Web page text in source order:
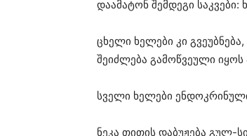
დაამატონ შემდეგი
ცხელი ხელები კი
შეიძლება გამოწვეული
სველი ხელები
ნეკა თითის დაბუჟება გულ-